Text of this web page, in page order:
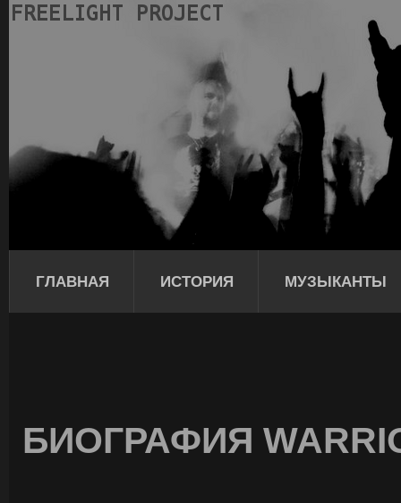
ГЛАВНАЯ ИСТОРИЯ МУЗЫКАНТЫ
БИОГРАФИЯ